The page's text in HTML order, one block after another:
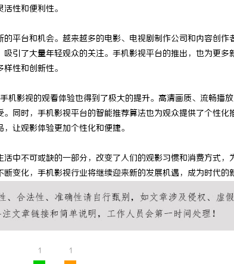
性和便利性。
平台和机会。越来越多的电影、电视剧制作公司和内容创作
引了大量年轻观众的关注。手机影视平台的推出，也为更多
性和创新性。
机影视的观看体验也得到了极大的提升。高清画质、流畅播
同时，手机影视平台的智能推荐算法也为观众提供了个性化
让观影体验更加个性化和便捷。
中不可或缺的一部分，改变了人们的观影习惯和消费方式，
变化，手机影视行业将继续迎来新的发展机遇，成为时代的
1 1
武汉配眼镜 上海配眼镜 贝
全